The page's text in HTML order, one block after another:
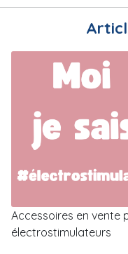
Accessoires en vente
électrostimulateurs